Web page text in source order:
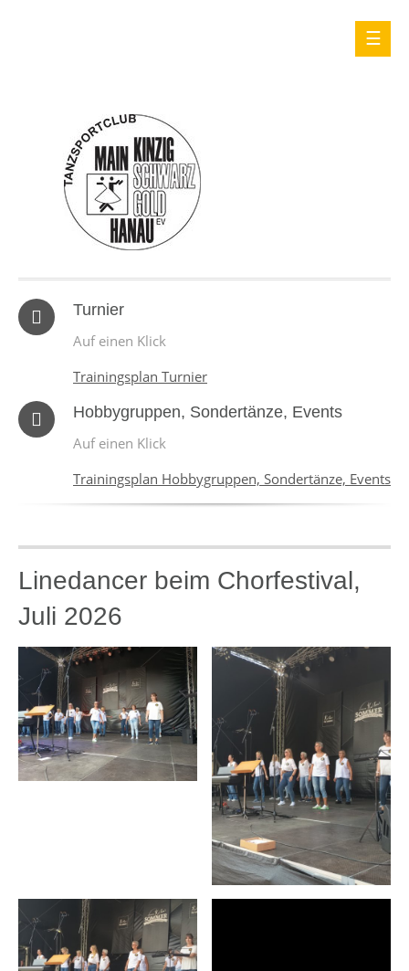
Turnier
Auf einen Klick
Trainingsplan Turnier
Hobbygruppen, Sondertänze, Events
Auf einen Klick
Trainingsplan Hobbygruppen, Sondertänze, Events
Linedancer beim Chorfestival,
Juli 2026